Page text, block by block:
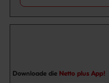
Downloade die Netto plus App!